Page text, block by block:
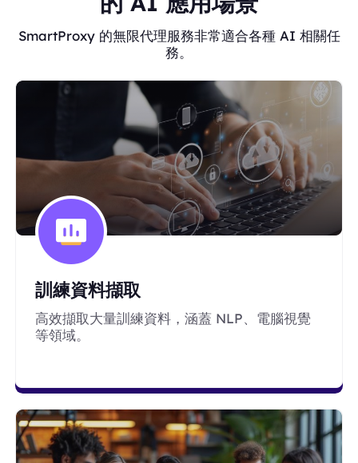
SmartProxy 的無限代理服務非常適合各種 AI 相關任
務。
訓練資料擷取
高效擷取大量訓練資料，涵蓋 NLP、電腦視覺
等領域。